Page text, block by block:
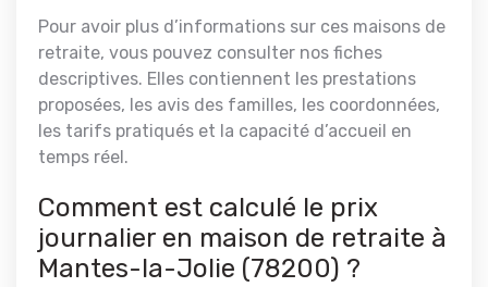
Pour avoir plus d’informations sur ces maisons de
retraite, vous pouvez consulter nos fiches
descriptives. Elles contiennent les prestations
proposées, les avis des familles, les coordonnées,
les tarifs pratiqués et la capacité d’accueil en
temps réel.
Comment est calculé le prix
journalier en maison de retraite à
Mantes-la-Jolie (78200) ?